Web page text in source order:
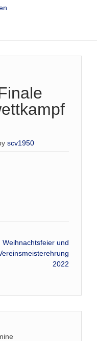
scv1950
Weihnachtsfeier und
2022